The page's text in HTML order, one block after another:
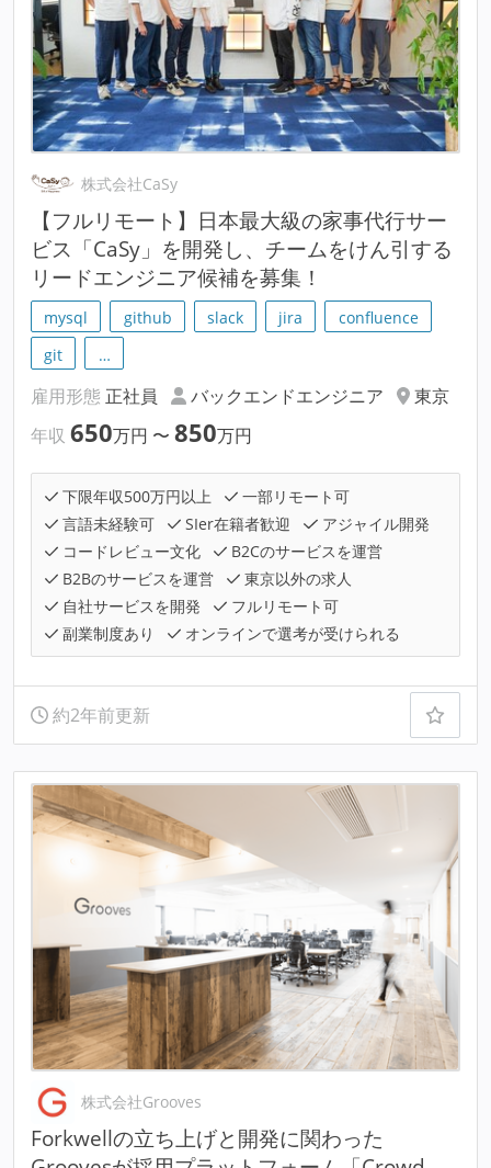
株式会社CaSy
【フルリモート】日本最大級の家事代行サー
ビス「CaSy」を開発し、チームをけん引する
リードエンジニア候補を募集！
mysql github slack jira
confluence
git
…
雇用形態 正社員 バックエンドエンジニア
東京
年収 650万円 〜 850万円
下限年収500万円以上
一部リモート可
言語未経験可
SIer在籍者歓迎
アジャイル開発
コードレビュー文化
B2Cのサービスを運営
B2Bのサービスを運営
東京以外の求人
自社サービスを開発
フルリモート可
副業制度あり
オンラインで選考が受けられる
約2年前更新
株式会社Grooves
Forkwellの立ち上げと開発に関わった